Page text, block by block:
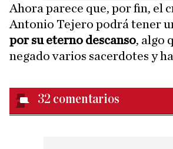
Ahora parece que, por fin, el
Antonio Tejero podrá tener
por su eterno descanso, algo
negado varios sacerdotes y
32 comentarios